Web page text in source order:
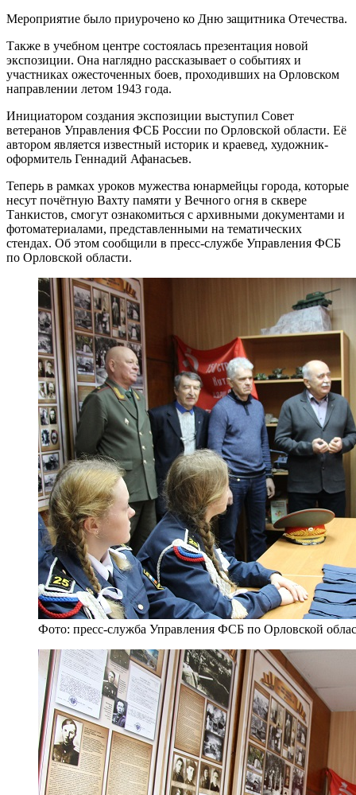
Мероприятие было приурочено ко Дню защитника Отечества.
Также в учебном центре состоялась презентация новой
экспозиции. Она наглядно рассказывает о событиях и
участниках ожесточенных боев, проходивших на Орловском
направлении летом 1943 года.
Инициатором создания экспозиции выступил Совет
ветеранов Управления ФСБ России по Орловской области. Её
автором является известный историк и краевед, художник-
оформитель Геннадий Афанасьев.
Теперь в рамках уроков мужества юнармейцы города, которые
несут почётную Вахту памяти у Вечного огня в сквере
Танкистов, смогут ознакомиться с архивными документами и
фотоматериалами, представленными на тематических
стендах. Об этом сообщили в пресс-службе Управления ФСБ
по Орловской области.
Фото: пресс-служба Управления ФСБ по Орловской